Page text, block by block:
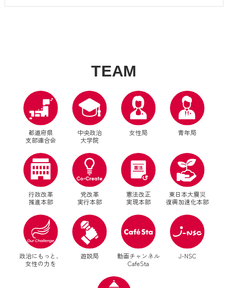
TEAM
都道府県
支部連合会
中央政治
大学院
女性局 青年局
行政改革
推進本部
党改革
実行本部
憲法改正
実現本部
東日本大震災
復興加速化本部
政治にもっと、
女性の力を
別ウィンドウリンク
遊説局
別ウィンドウリンク
動画チャンネル
CafeSta
J-NSC
別ウィンドウリンク